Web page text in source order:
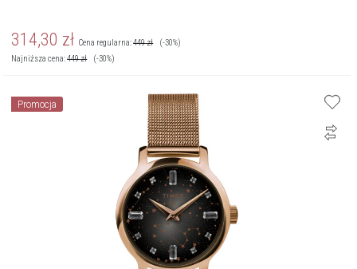
314,30 zł Cena regularna:449zł
(-30%)
Najniższa cena:449zł (-30%)
Promocja